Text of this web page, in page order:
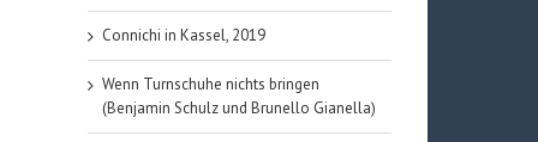
Connichi in Kassel, 2019
Wenn Turnschuhe nichts bringen
(Benjamin Schulz und Brunello Gianella)